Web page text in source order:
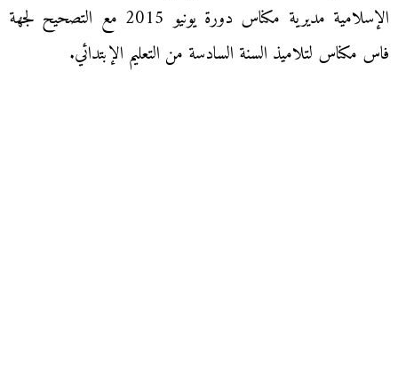
الإسلامية مديرية مكناس دورة يونيو 2015 مع التصحيح لجهة
فاس مكناس لتلاميذ السنة السادسة من التعليم الإبتدائي.